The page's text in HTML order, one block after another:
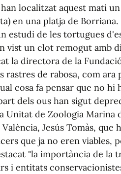
localitzat aquest matí
en una platja de
estudi de les tortugues
vist un clot remogut amb
la directora de la
rastres de rabosa, com ara
cosa fa pensar que no hi
dels ous han sigut
Unitat de Zoologia Marina
Jesús Tomàs, que
que ja no eren viables,
"la importància de la
i entitats